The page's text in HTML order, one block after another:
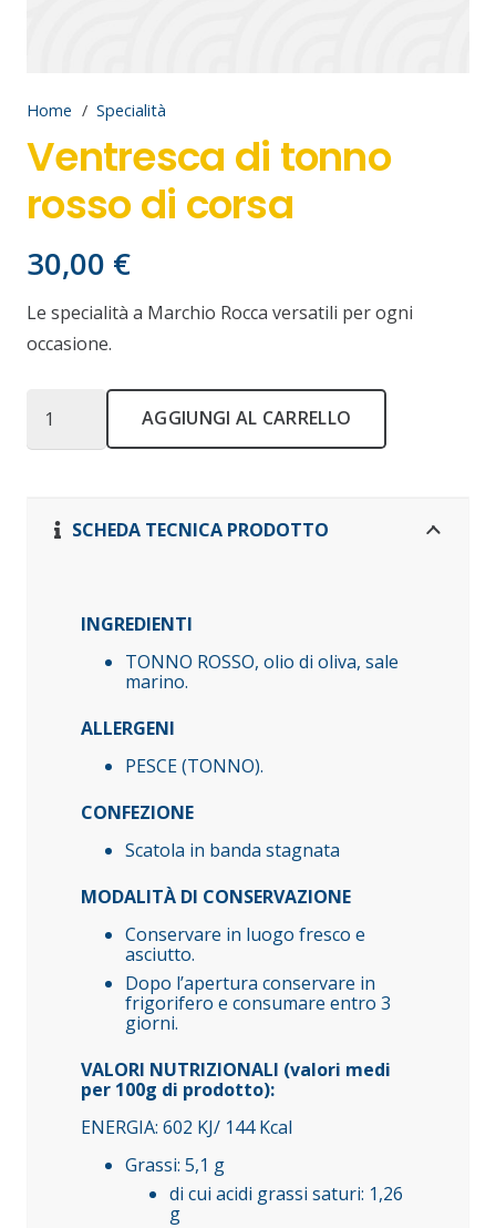
Home / Specialità
Ventresca di tonno
rosso di corsa
30,00 €
Le specialità a Marchio Rocca versatili per ogni
occasione.
AGGIUNGI AL CARRELLO
SCHEDA TECNICA PRODOTTO
INGREDIENTI
TONNO ROSSO, olio di oliva, sale
marino.
ALLERGENI
PESCE (TONNO).
CONFEZIONE
Scatola in banda stagnata
MODALITÀ DI CONSERVAZIONE
Conservare in luogo fresco e
asciutto.
Dopo l’apertura conservare in
frigorifero e consumare entro 3
giorni.
VALORI NUTRIZIONALI (valori medi
per 100g di prodotto):
ENERGIA: 602 KJ/ 144 Kcal
Grassi: 5,1 g
di cui acidi grassi saturi: 1,26
g